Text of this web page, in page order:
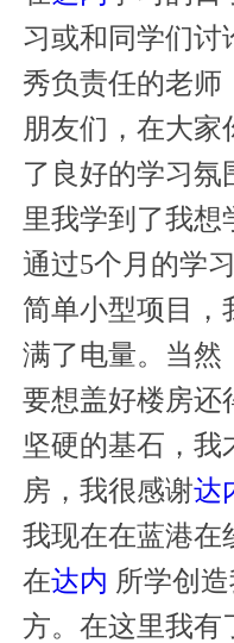
习或和同学们讨
秀负责任的老师
朋友们，在大
了良好的学习氛
里我学到了我想
通过5个月的学
简单小型项目，
满了电量。当然
要想盖好楼房还
坚硬的基石，我
房，我很感谢达
我现在在蓝港在
在达内 所学创
方。在这里我有